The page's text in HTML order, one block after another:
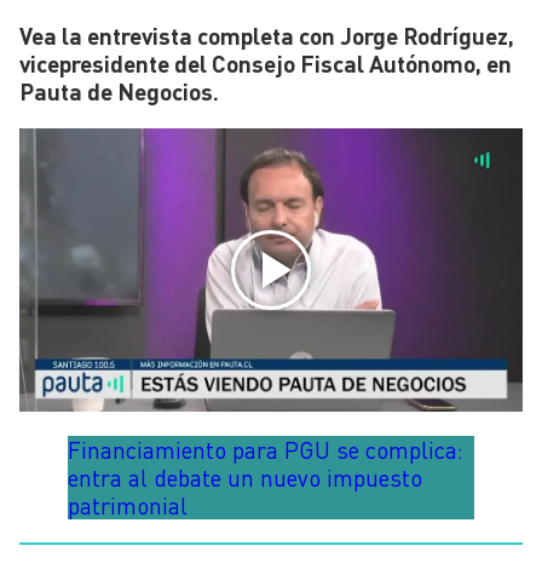
Vea la entrevista completa con Jorge Rodríguez,
vicepresidente del Consejo Fiscal Autónomo, en
Pauta de Negocios.
Financiamiento para PGU se complica:
entra al debate un nuevo impuesto
patrimonial